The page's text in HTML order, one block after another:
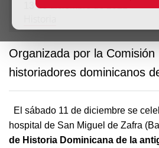
13 de diciembre de 2021
Organizada por la
historiadores dominicanos
El sábado 11 de diciembre se
hospital de San Miguel de Zafra
de Historia Dominicana de la